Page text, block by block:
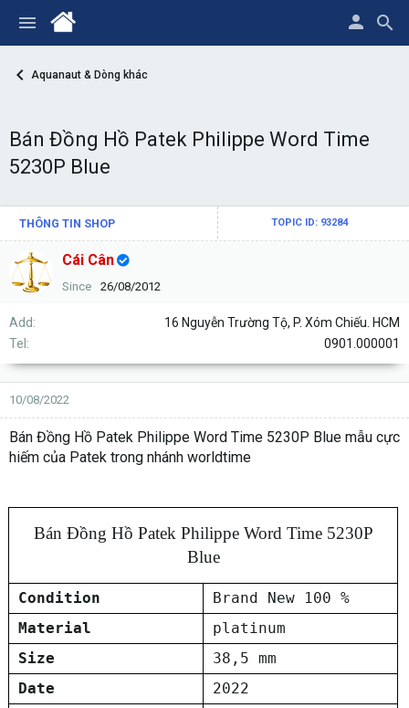
Aquanaut & Dòng khác
Bán Đồng Hồ Patek Philippe Word Time
5230P Blue
THÔNG TIN SHOP TOPIC ID: 93284
Cái Cân
Since 26/08/2012
Add
16 Nguyễn Trường Tộ, P. Xóm Chiếu. HCM
Tel
0901.000001
10/08/2022
Bán Đồng Hồ Patek Philippe Word Time 5230P Blue mẫu cực
hiếm của Patek trong nhánh worldtime
Bán Đồng Hồ Patek Philippe Word Time 5230P
Blue
Condition
Brand New 100 %
Material
platinum
Size
38,5 mm
Date
2022